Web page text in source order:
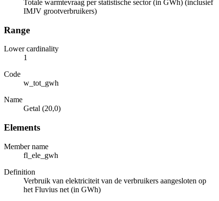
Totale warmtevraag per statistische sector (in GWh) (inclusief
IMJV grootverbruikers)
Range
Lower cardinality
1
Code
w_tot_gwh
Name
Getal (20,0)
Elements
Member name
fl_ele_gwh
Definition
Verbruik van elektriciteit van de verbruikers aangesloten op
het Fluvius net (in GWh)